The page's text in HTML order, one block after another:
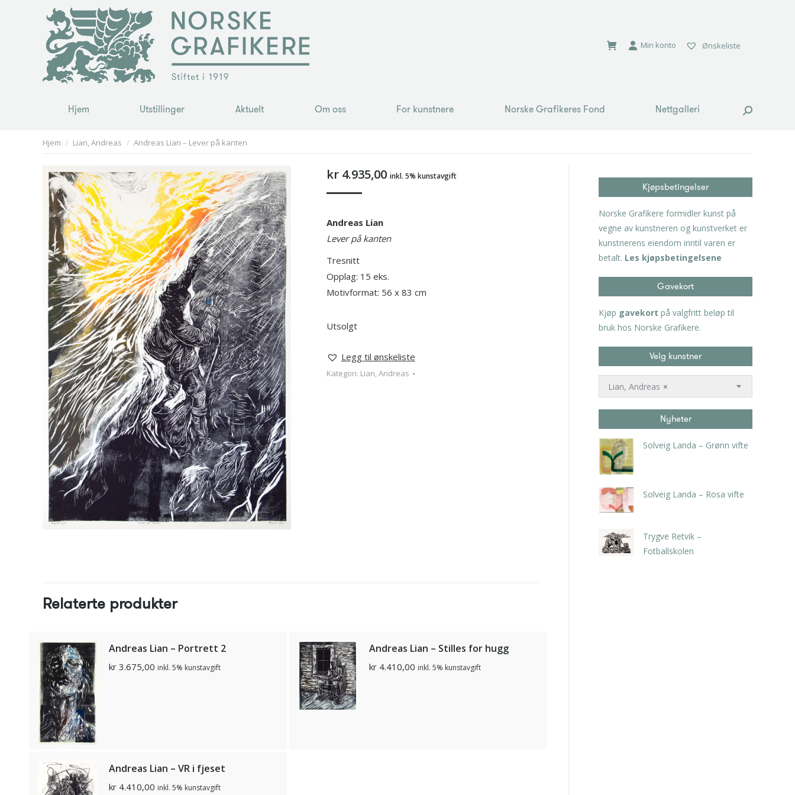
Min konto Ønskeliste
Hjem Utstillinger Aktuelt Om oss For kunstnere Norske Grafikeres Fond Nettgalleri Search:
You are here:
Hjem Lian, Andreas Andreas Lian – Lever på kanten
kr4.935,00 inkl. 5% kunstavgift
Andreas Lian
Lever på kanten
Tresnitt
Opplag: 15 eks.
Motivformat: 56 x 83 cm
Utsolgt
Legg til ønskeliste
Kategori: Lian, Andreas
Relaterte produkter
Andreas Lian – Portrett 2
kr 3.675,00 inkl. 5% kunstavgift
Andreas Lian – Stilles for hugg
kr4.410,00 inkl. 5% kunstavgift
Andreas Lian – VR i fjeset
kr 4.410,00 inkl. 5% kunstavgift
Kjøpsbetingelser
Norske Grafikere formidler kunst på
vegne av kunstneren og kunstverket er
kunstnerens eiendom inntil varen er
betalt. Les kjøpsbetingelsene
Gavekort
Kjøp gavekort på valgfritt beløp til
bruk hos Norske Grafikere.
Velg kunstner
×
Lian, Andreas
Nyheter
Solveig Landa – Grønn vifte
Solveig Landa – Rosa vifte
Trygve Retvik –
Fotballskolen
Hjem Utstillinger Aktuelt